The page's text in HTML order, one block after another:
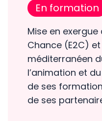
En formation
Mise en exergue
Chance (E2C)
méditerranéen
l’animation et
de ses
de ses